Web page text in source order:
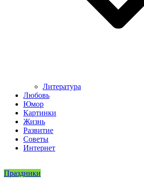
Литература
Любовь
Юмор
Картинки
Жизнь
Развитие
Советы
Интернет
Праздники